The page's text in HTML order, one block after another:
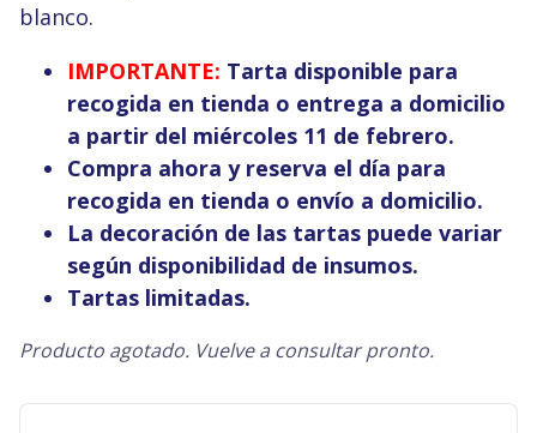
blanco.
IMPORTANTE: Tarta disponible para
recogida en tienda o entrega a domicilio
a partir del miércoles 11 de febrero.
Compra ahora y reserva el día para
recogida en tienda o envío a domicilio.
La decoración de las tartas puede variar
según disponibilidad de insumos.
Tartas limitadas.
Producto agotado. Vuelve a consultar pronto.